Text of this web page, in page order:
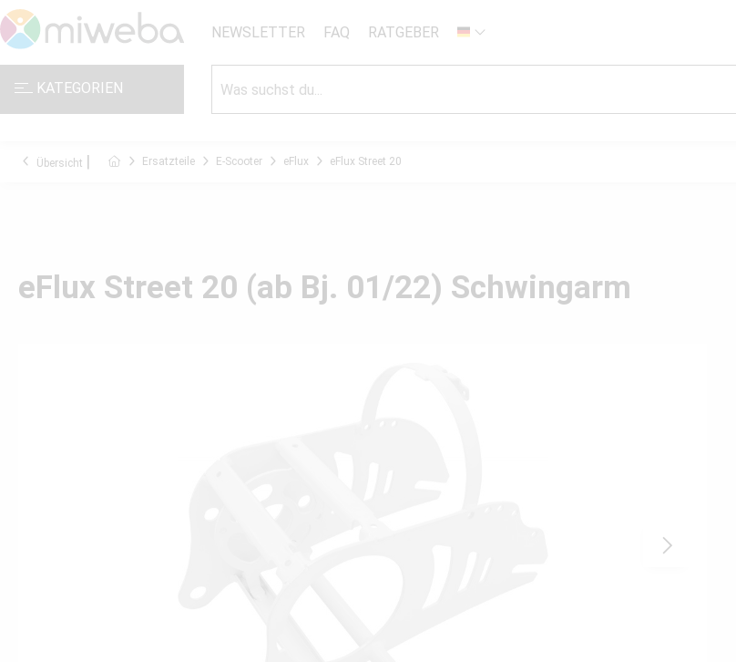
NEWSLETTER FAQ RATGEBER DE
KATEGORIEN
Übersicht Ersatzteile E-Scooter eFlux eFlux Street 20
eFlux Street 20 (ab Bj. 01/22) Schwingarm